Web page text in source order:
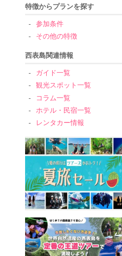
特徴からプランを探す
参加条件
その他の特徴
西表島関連情報
ガイド一覧
観光スポット一覧
コラム一覧
ホテル・民宿一覧
レンタカー情報